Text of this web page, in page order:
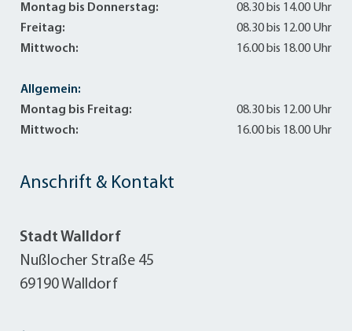
Anschrift & Kontakt
Stadt Walldorf
Nußlocher Straße 45
69190 Walldorf
Montag bis Donnerstag:
08.30 bis 14.00 Uhr
Freitag:
08.30 bis 12.00 Uhr
Mittwoch:
16.00 bis 18.00 Uhr
Allgemein:
Montag bis Freitag:
08.30 bis 12.00 Uhr
Mittwoch:
16.00 bis 18.00 Uhr